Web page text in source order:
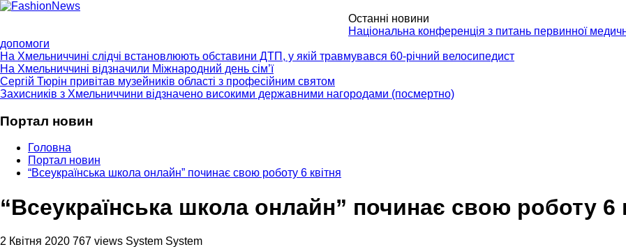
Останні новини
Національна конференція з питань первинної
допомоги
На Хмельниччині слідчі встановлюють обставини ДТП, у якій травмувався 60-річний велосипедист
На Хмельниччині відзначили Міжнародний день сім’ї
Сергій Тюрін привітав музейників області з професійним святом
Захисників з Хмельниччини відзначено високими державними нагородами (посмертно)
Портал новин
Головна
Портал новин
“Всеукраїнська школа онлайн” починає свою роботу 6 квітня
“Всеукраїнська школа онлайн” починає свою роботу 6
2 Квітня 2020 767 views System System